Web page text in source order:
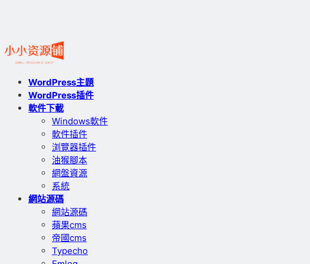
WordPress主題
WordPress插件
軟件下載
Windows軟件
軟件插件
浏覽器插件
油猴腳本
網盤資源
系統
網站源碼
網站源碼
蘋果cms
帝國cms
Typecho